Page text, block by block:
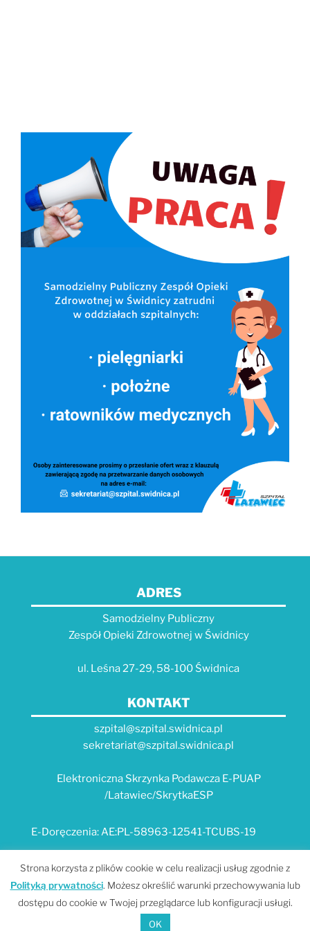
ADRES
Samodzielny Publiczny
Zespół Opieki Zdrowotnej w Świdnicy
ul. Leśna 27-29, 58-100 Świdnica
KONTAKT
szpital@szpital.swidnica.pl
sekretariat@szpital.swidnica.pl
Elektroniczna Skrzynka Podawcza E-PUAP
/Latawiec/SkrytkaESP
E-Doręczenia: AE:PL-58963-12541-TCUBS-19
E-USŁUGI
Platforma e-usług Szpitala "Latawiec" --- MPI
Portal Dolnośląskiego E-Zdrowia
Strona korzysta z plików cookie w celu realizacji usług zgodnie z
Polityką prywatności. Możesz określić warunki przechowywania lub
dostępu do cookie w Twojej przeglądarce lub konfiguracji usługi.
OK